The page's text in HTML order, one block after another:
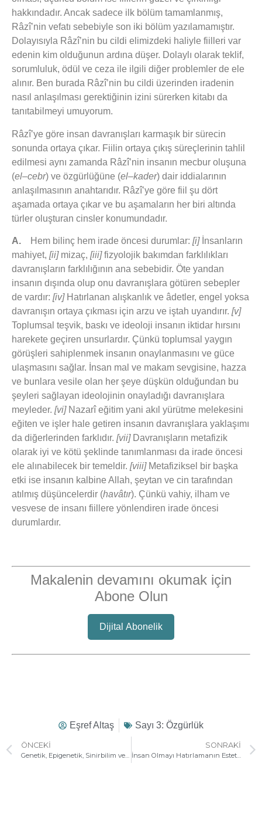
hakkındadır. Ancak sadece ilk bölüm tamamlanmış,
Râzî’nin vefatı sebebiyle son iki bölüm yazılamamıştır.
Dolayısıyla Râzî’nin bu cildi elimizdeki haliyle fiilleri var
edenin kim olduğunun ardına düşer. Dolaylı olarak teklif,
sorumluluk, ödül ve ceza ile ilgili diğer problemler de ele
alınır. Ben burada Râzî’nin bu cildi üzerinden iradenin
nasıl anlaşılması gerektiğinin izini sürerken kitabı da
tanıtabilmeyi umuyorum.
Râzî’ye göre insan davranışları karmaşık bir sürecin
sonunda ortaya çıkar. Fiilin ortaya çıkış süreçlerinin tahlil
edilmesi aynı zamanda Râzî’nin insanın mecbur oluşuna
(el–cebr) ve özgürlüğüne (el–kader) dair iddialarının
anlaşılmasının anahtarıdır. Râzî’ye göre fiil şu dört
aşamada ortaya çıkar ve bu aşamaların her biri altında
türler oluşturan cinsler konumundadır.
A. Hem bilinç hem irade öncesi durumlar: [i]İnsanların
mahiyet, [ii]mizaç, [iii]fizyolojik bakımdan farklılıkları
davranışların farklılığının ana sebebidir. Öte yandan
insanın dışında olup onu davranışlara götüren sebepler
de vardır: [iv] Hatırlanan alışkanlık ve âdetler, engel yoksa
davranışın ortaya çıkması için arzu ve iştah uyandırır. [v]
Toplumsal teşvik, baskı ve ideoloji insanın iktidar hırsını
harekete geçiren unsurlardır. Çünkü toplumsal yaygın
görüşleri sahiplenmek insanın onaylanmasını ve güce
ulaşmasını sağlar. İnsan mal ve makam sevgisine, hazza
ve bunlara vesile olan her şeye düşkün olduğundan bu
şeyleri sağlayan ideolojinin onayladığı davranışlara
meyleder. [vi]Nazarî eğitim yani akıl yürütme melekesini
eğiten ve işler hale getiren insanın davranışlara yaklaşımı
da diğerlerinden farklıdır. [vii]Davranışların metafizik
olarak iyi ve kötü şeklinde tanımlanması da irade öncesi
ele alınabilecek bir temeldir. [viii]Metafiziksel bir başka
etki ise insanın kalbine Allah, şeytan ve cin tarafından
atılmış düşüncelerdir (havâtır). Çünkü vahiy, ilham ve
vesvese de insanı fiillere yönlendiren irade öncesi
durumlardır.
Makalenin devamını okumak için
Abone Olun
Dijital Abonelik
Eşref Altaş Sayı 3: Özgürlük
ÖNCEKI
Genetik, Epigenetik, Sinirbilim ve Özgür İrade: Belirlenim Sarmalını Delen Erke
SONRAKI
İnsan Olmayı Hatırlamanın Estetiği: Özgürlük